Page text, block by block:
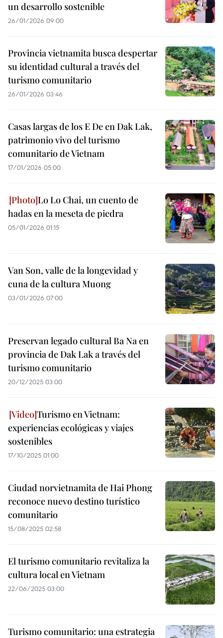
un desarrollo sostenible
26/01/2026 09:00
Provincia vietnamita busca despertar
su identidad cultural a través del
turismo comunitario
26/01/2026 03:46
Casas largas de los E De en Dak Lak,
patrimonio vivo del turismo
comunitario de Vietnam
17/01/2026 05:00
Lo Lo Chai, un cuento de
hadas en la meseta de piedra
05/01/2026 01:15
Van Son, valle de la longevidad y
cuna de la cultura Muong
03/01/2026 07:00
Preservan legado cultural Ba Na en
provincia de Dak Lak a través del
turismo comunitario
20/12/2025 03:00
Turismo en Vietnam:
experiencias ecológicas y viajes
sostenibles
17/10/2025 01:00
Ciudad norvietnamita de Hai Phong
reconoce nuevo destino turístico
comunitario
15/08/2025 02:58
El turismo comunitario revitaliza la
cultura local en Vietnam
22/06/2025 03:00
Turismo comunitario: una estrategia